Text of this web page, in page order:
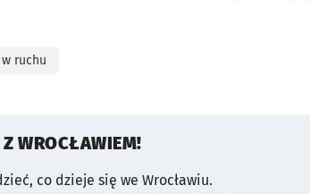
ruchu
WROCŁAWIEM!
co dzieje się we Wrocławiu.